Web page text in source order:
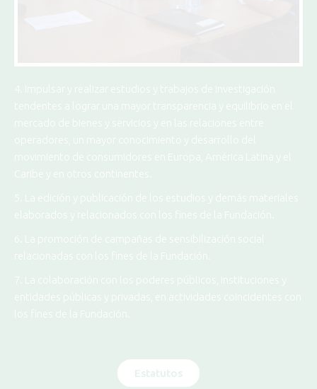
4. Impulsar y realizar estudios y trabajos de investigación
tendentes a lograr una mayor transparencia y equilibrio en el
mercado de bienes y servicios y en las relaciones entre
operadores, un mayor conocimiento y desarrollo del
movimiento de consumidores en Europa, América Latina y el
Caribe y en otros continentes.
5. La edición y publicación de los estudios y demás materiales
elaborados y relacionados con los fines de la Fundación.
6. La promoción de campañas de sensibilización social
relacionadas con los fines de la Fundación.
7. La colaboración con los poderes públicos, instituciones y
entidades públicas y privadas, en actividades coincidentes con
los fines de la Fundación.
Estatutos